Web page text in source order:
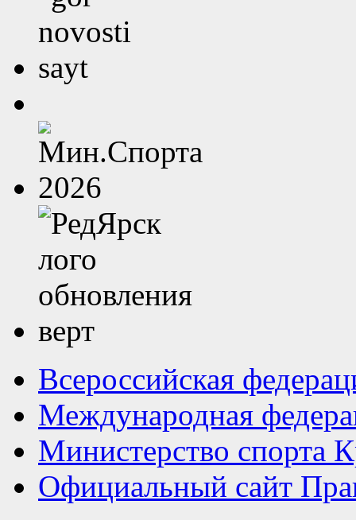
Всероссийская
Международная
Министерство спорта
Официальный сайт